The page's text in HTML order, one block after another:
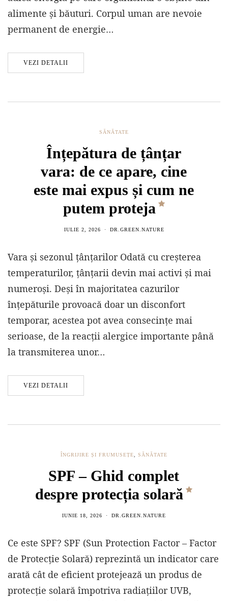
alimente și băuturi. Corpul uman are nevoie
permanent de energie…
VEZI DETALII
SĂNĂTATE
Înțepătura de țânțar
vara: de ce apare, cine
este mai expus și cum ne
putem proteja
IULIE 2, 2026 DR.GREEN.NATURE
Vara și sezonul țânțarilor Odată cu creșterea
temperaturilor, țânțarii devin mai activi și mai
numeroși. Deși în majoritatea cazurilor
înțepăturile provoacă doar un disconfort
temporar, acestea pot avea consecințe mai
serioase, de la reacții alergice importante până
la transmiterea unor…
VEZI DETALII
ÎNGRIJIRE ȘI FRUMUSEȚE SĂNĂTATE
SPF – Ghid complet
despre protecția solară
IUNIE 18, 2026 DR.GREEN.NATURE
Ce este SPF? SPF (Sun Protection Factor – Factor
de Protecție Solară) reprezintă un indicator care
arată cât de eficient protejează un produs de
protecție solară împotriva radiațiilor UVB,